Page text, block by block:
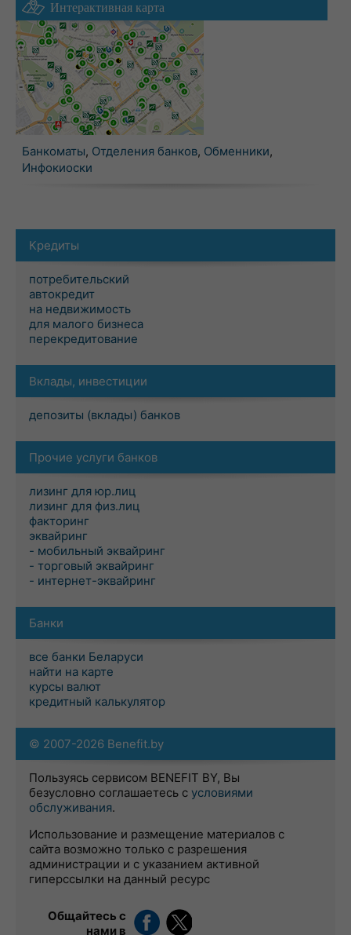
Интерактивная карта
Банкоматы, Отделения банков, Обменники,
Инфокиоски
Кредиты
потребительский
автокредит
на недвижимость
для малого бизнеса
перекредитование
Вклады, инвестиции
депозиты (вклады) банков
Прочие услуги банков
лизинг для юр.лиц
лизинг для физ.лиц
факторинг
эквайринг
- мобильный эквайринг
- торговый эквайринг
- интернет-эквайринг
Банки
все банки Беларуси
найти на карте
курсы валют
кредитный калькулятор
© 2007-2026 Benefit.by
Пользуясь сервисом BENEFIT BY, Вы
безусловно соглашаетесь с условиями
обслуживания.
Использование и размещение материалов с
сайта возможно только с разрешения
администрации и с указанием активной
гиперссылки на данный ресурс
Общайтесь с
нами в